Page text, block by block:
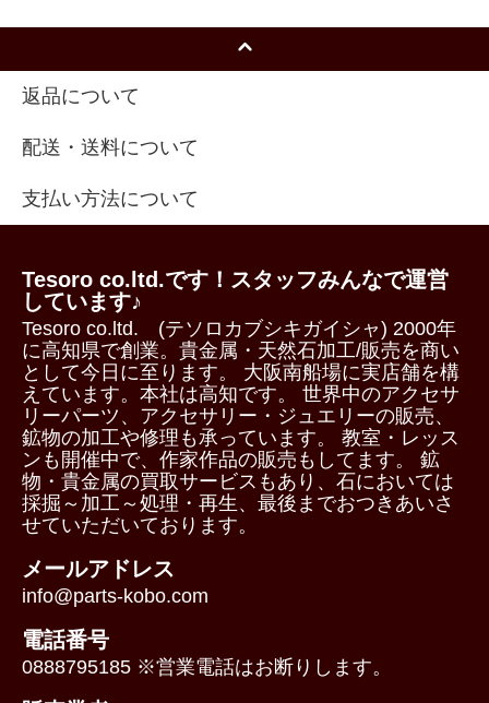
返品について
配送・送料について
支払い方法について
Tesoro co.ltd.です！スタッフみんなで運営
しています♪
Tesoro co.ltd. (テソロカブシキガイシャ) 2000年
に高知県で創業。貴金属・天然石加工/販売を商い
として今日に至ります。 大阪南船場に実店舗を構
えています。本社は高知です。 世界中のアクセサ
リーパーツ、アクセサリー・ジュエリーの販売、
鉱物の加工や修理も承っています。 教室・レッス
ンも開催中で、作家作品の販売もしてます。 鉱
物・貴金属の買取サービスもあり、石においては
採掘～加工～処理・再生、最後までおつきあいさ
せていただいております。
メールアドレス
info@parts-kobo.com
電話番号
0888795185 ※営業電話はお断りします。